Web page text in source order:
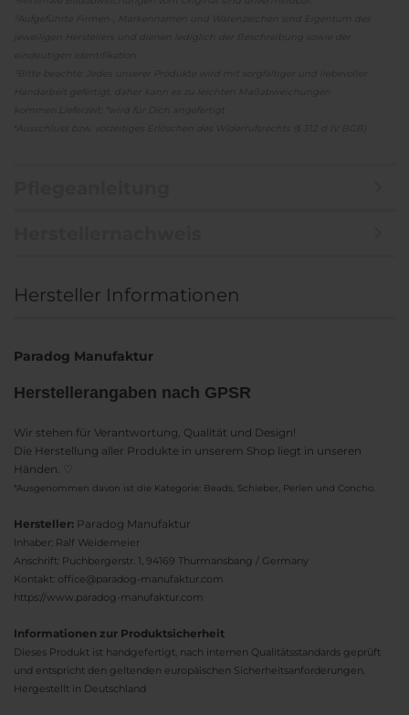
²Aufgeführte Firmen-, Markennamen und Warenzeichen sind Eigentum des
jeweiligen Herstellers und dienen lediglich der Beschreibung sowie der
eindeutigen Identifikation.
³Bitte beachte: Jedes unserer Produkte wird mit sorgfältiger und liebevoller
Handarbeit gefertigt, daher kann es zu leichten Maßabweichungen
Lieferzeit: *wird für Dich angefertigt
⁴Ausschluss bzw. vorzeitiges Erlöschen des Widerrufsrechts (§ 312 d IV BGB)
Hersteller Informationen
Paradog Manufaktur
Herstellerangaben nach GPSR
Wir stehen für Verantwortung, Qualität und Design!
Die Herstellung aller Produkte in unserem Shop liegt in unseren
Händen. ♡
*Ausgenommen davon ist die Kategorie: Beads, Schieber, Perlen und Concho.
Hersteller: Paradog Manufaktur
Inhaber: Ralf Weidemeier
Anschrift: Puchbergerstr. 1, 94169 Thurmansbang / Germany
Kontakt: office@paradog-manufaktur.com
https://www.paradog-manufaktur.com
Informationen zur Produktsicherheit
Dieses Produkt ist handgefertigt, nach internen Qualitätsstandards geprüft
und entspricht den geltenden europäischen Sicherheitsanforderungen.
Hergestellt in Deutschland